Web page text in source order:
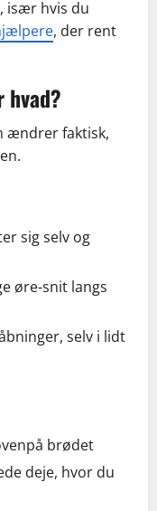
især hvis du
, der rent
hvad?
ændrer faktisk,
sig selv og
øre-snit langs
selv i lidt
brødet
deje, hvor du